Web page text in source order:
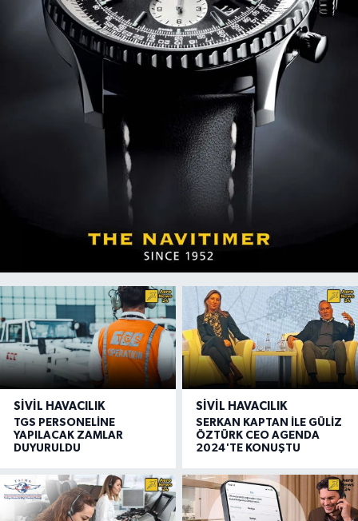
SIVIL HAVACILIK
TGS PERSONELİNE
YAPILACAK ZAMLAR
DUYURULDU
SIVIL HAVACILIK
SERKAN KAPTAN İLE GÜLİZ
ÖZTÜRK CEO AGENDA
2024'TE KONUŞTU